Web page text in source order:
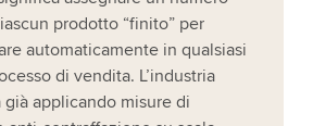
prodotto “finito” per
automaticamente in qualsiasi
di vendita. L’industria
applicando misure di